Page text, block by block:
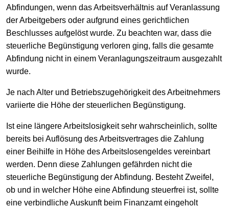
Abfindungen, wenn das Arbeitsverhältnis auf Veranlassung
der Arbeitgebers oder aufgrund eines gerichtlichen
Beschlusses aufgelöst wurde. Zu beachten war, dass die
steuerliche Begünstigung verloren ging, falls die gesamte
Abfindung nicht in einem Veranlagungszeitraum ausgezahlt
wurde.
Je nach Alter und Betriebszugehörigkeit des Arbeitnehmers
variierte die Höhe der steuerlichen Begünstigung.
Ist eine längere Arbeitslosigkeit sehr wahrscheinlich, sollte
bereits bei Auflösung des Arbeitsvertrages die Zahlung
einer Beihilfe in Höhe des Arbeitslosengeldes vereinbart
werden. Denn diese Zahlungen gefährden nicht die
steuerliche Begünstigung der Abfindung. Besteht Zweifel,
ob und in welcher Höhe eine Abfindung steuerfrei ist, sollte
eine verbindliche Auskunft beim Finanzamt eingeholt